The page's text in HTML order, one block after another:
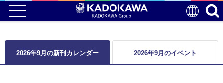
2026年9月の新刊カレンダー 2026年9月のイベント